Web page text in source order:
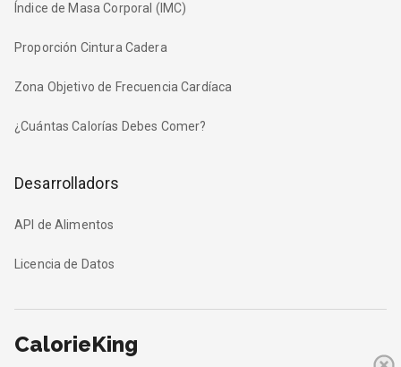
Índice de Masa Corporal (IMC)
Proporción Cintura Cadera
Zona Objetivo de Frecuencia Cardíaca
¿Cuántas Calorías Debes Comer?
Desarrolladors
API de Alimentos
Licencia de Datos
CalorieKing